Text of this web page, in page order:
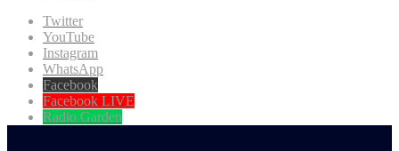
Twitter
YouTube
Instagram
WhatsApp
Facebook
Facebook LIVE
Radio Garden